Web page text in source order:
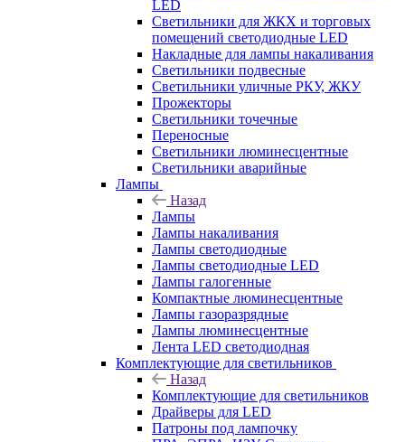
LED
Светильники для ЖКХ и торговых
помещений светодиодные LED
Накладные для лампы накаливания
Светильники подвесные
Светильники уличные РКУ, ЖКУ
Прожекторы
Cветильники точечные
Переносные
Светильники люминесцентные
Светильники аварийные
Лампы
Назад
Лампы
Лампы накаливания
Лампы светодиодные
Лампы светодиодные LED
Лампы галогенные
Компактные люминесцентные
Лампы газоразрядные
Лампы люминесцентные
Лента LED светодиодная
Комплектующие для светильников
Назад
Комплектующие для светильников
Драйверы для LED
Патроны под лампочку